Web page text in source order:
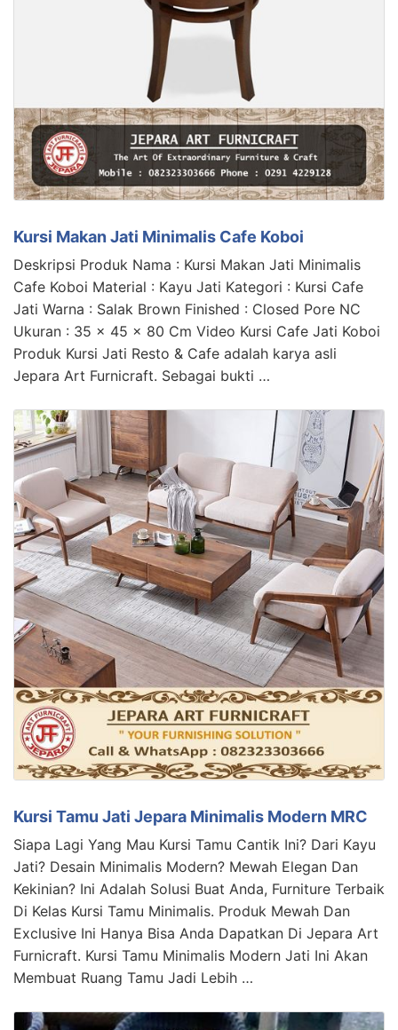
Kursi Makan Jati Minimalis Cafe Koboi
Deskripsi Produk Nama : Kursi Makan Jati Minimalis
Cafe Koboi Material : Kayu Jati Kategori : Kursi Cafe
Jati Warna : Salak Brown Finished : Closed Pore NC
Ukuran : 35 x 45 x 80 Cm Video Kursi Cafe Jati Koboi
Produk Kursi Jati Resto & Cafe adalah karya asli
Jepara Art Furnicraft. Sebagai bukti …
Kursi Tamu Jati Jepara Minimalis Modern MRC
Siapa Lagi Yang Mau Kursi Tamu Cantik Ini? Dari Kayu
Jati? Desain Minimalis Modern? Mewah Elegan Dan
Kekinian? Ini Adalah Solusi Buat Anda, Furniture Terbaik
Di Kelas Kursi Tamu Minimalis. Produk Mewah Dan
Exclusive Ini Hanya Bisa Anda Dapatkan Di Jepara Art
Furnicraft. Kursi Tamu Minimalis Modern Jati Ini Akan
Membuat Ruang Tamu Jadi Lebih …